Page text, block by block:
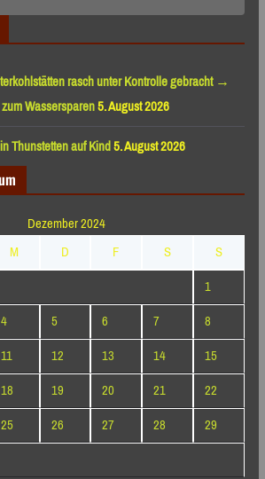
rasch unter Kontrolle gebracht →
Wassersparen5. August 2026
Thunstetten auf Kind5. August 2026
Dezember 2024
M D F S
S
1
4 5 6 7
8
11 12 13 14
15
18 19 20 21
22
25 26 27 28
29